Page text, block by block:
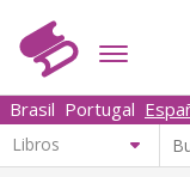
Brasil Portugal